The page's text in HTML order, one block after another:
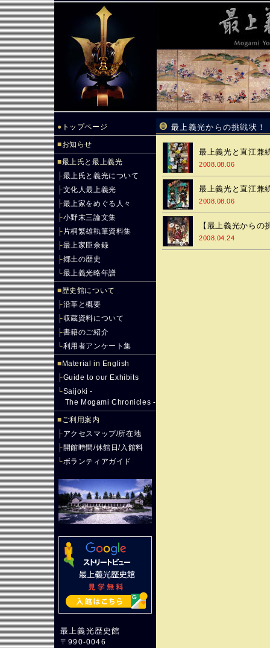
● トップページ
■お知らせ
■最上氏と最上義光
├最上氏と義光について
├文化人最上義光
├最上家をめぐる人々
├小野末三論文集
├ 片桐繁雄執筆資料集
├最上家臣余録
├郷土の歴史
└最上義光略年譜
■歴史館について
├沿革と概要
├収蔵資料について
├書籍のご紹介
└利用者アンケート集
■ Material in English
├Guide to our Exhibits
└Saijoki -
The Mogami Chronicles -
■ご利用案内
├アクセスマップ/所在地
├開館時間/休館日/入館料
└ボランティアガイド
最上義光歴史館
〒990-0046
最上義光からの挑戦状！
最上義光と直江兼
2008.08.06
最上義光と直江兼
2008.08.06
【最上義光からの
2008.04.24